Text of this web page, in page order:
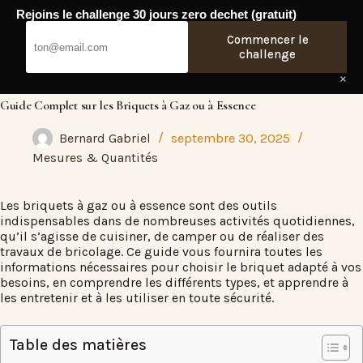
Passer
Guide Complet sur les Briquets à Gaz ou à Essence
Bernard Gabriel
septembre 30, 2025
Mesures & Quantités
Les briquets à gaz ou à essence sont des outils
indispensables dans de nombreuses activités quotidiennes,
qu’il s’agisse de cuisiner, de camper ou de réaliser des
travaux de bricolage. Ce guide vous fournira toutes les
informations nécessaires pour choisir le briquet adapté à vos
besoins, en comprendre les différents types, et apprendre à
les entretenir et à les utiliser en toute sécurité.
Table des matières
Rejoins le challenge 30 jours zero dechet (gratuit)
Commencer le
challenge
×